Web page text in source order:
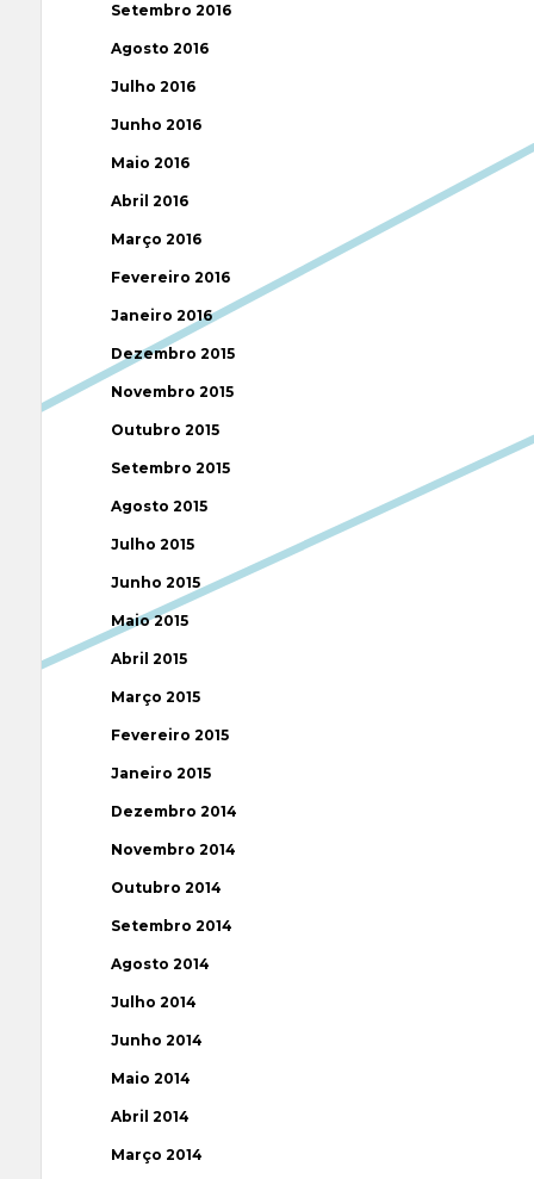
Setembro 2016
Agosto 2016
Julho 2016
Junho 2016
Maio 2016
Abril 2016
Março 2016
Fevereiro 2016
Janeiro 2016
Dezembro 2015
Novembro 2015
Outubro 2015
Setembro 2015
Agosto 2015
Julho 2015
Junho 2015
Maio 2015
Abril 2015
Março 2015
Fevereiro 2015
Janeiro 2015
Dezembro 2014
Novembro 2014
Outubro 2014
Setembro 2014
Agosto 2014
Julho 2014
Junho 2014
Maio 2014
Abril 2014
Março 2014